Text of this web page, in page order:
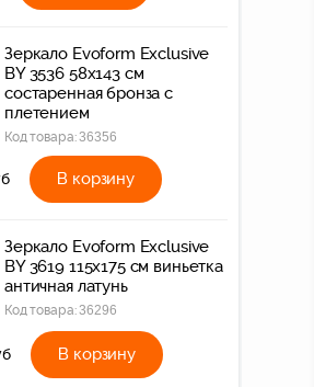
Зеркало Evoform Exclusive
BY 3536 58x143 см
состаренная бронза с
плетением
Код товара:36356
В корзину
Зеркало Evoform Exclusive
BY 3619 115x175 см виньетка
античная латунь
Код товара:36296
В корзину